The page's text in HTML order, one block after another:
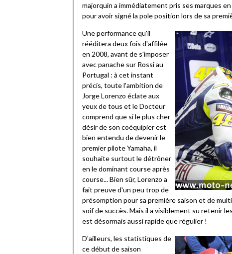
majorquin a immédiatement pris ses marques
pour avoir signé la pole position lors de sa
Une performance qu'il
rééditera deux fois d'affilée
en 2008, avant de s'imposer
avec panache sur Rossi au
Portugal : à cet instant
précis, toute l'ambition de
Jorge Lorenzo éclate aux
yeux de tous et le Docteur
comprend que si le plus cher
désir de son coéquipier est
bien entendu de devenir le
premier pilote Yamaha, il
souhaite surtout le détrôner
en le dominant course après
course... Bien sûr, Lorenzo a
fait preuve d'un peu trop de
présomption pour sa première saison et de
soif de succès. Mais il a visiblement su retenir
est désormais aussi rapide que régulier !
D'ailleurs, les statistiques de
ce début de saison